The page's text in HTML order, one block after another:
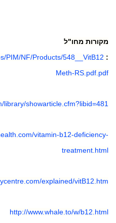
מקורות מחו"ל
:
PIM/NF/Products/548__VitB12
Meth-RS.pdf.pdf
library/showarticle.cfm?libid=481
vitamin-b12-deficiency-
treatment.html
explained/vitB12.htm
http://www.whale.to/w/b12.html